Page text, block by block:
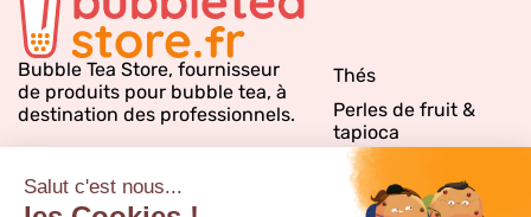
Bubble Tea Store, fournisseur
de produits pour bubble tea, à
destination des professionnels.
Thés
Perles de fruit &
tapioca
Sirops bubble tea
Emballages